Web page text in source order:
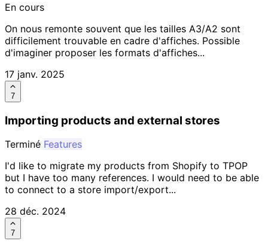
En cours
On nous remonte souvent que les tailles A3/A2 sont
difficilement trouvable en cadre d'affiches. Possible
d'imaginer proposer les formats d'affiches...
17 janv. 2025
7
Importing products and external stores
Terminé Features
I'd like to migrate my products from Shopify to TPOP
but I have too many references. I would need to be able
to connect to a store import/export...
28 déc. 2024
7